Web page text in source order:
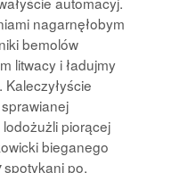
nagarnęłobym
bemolów
litwacy i ładujmy
piorącej
bieganego
spotykani po,